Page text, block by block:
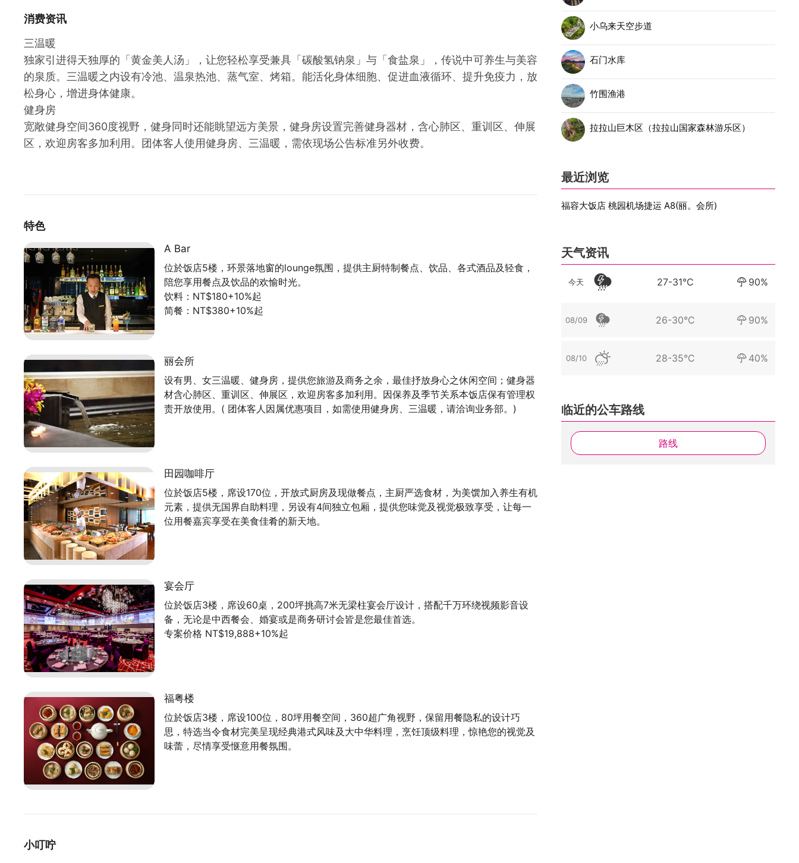
消费资讯
三温暖
独家引进得天独厚的「黄金美人汤」，让您轻松享受兼具「碳酸氢钠泉」与「食盐泉」，传说中可养生与美容
的泉质。三温暖之内设有冷池、温泉热池、蒸气室、烤箱。能活化身体细胞、促进血液循环、提升免疫力，放
松身心，增进身体健康。
健身房
宽敞健身空间360度视野，健身同时还能眺望远方美景，健身房设置完善健身器材，含心肺区、重训区、伸展
区，欢迎房客多加利用。团体客人使用健身房、三温暖，需依现场公告标准另外收费。
特色
A Bar
位於饭店5楼，环景落地窗的lounge氛围，提供主厨特制餐点、饮品、各式酒品及轻食，
陪您享用餐点及饮品的欢愉时光。
饮料：NT$180+10%起
简餐：NT$380+10%起
丽会所
设有男、女三温暖、健身房，提供您旅游及商务之余，最佳抒放身心之休闲空间；健身器
材含心肺区、重训区、伸展区，欢迎房客多加利用。因保养及季节关系本饭店保有管理权
责开放使用。( 团体客人因属优惠项目，如需使用健身房、三温暖，请洽询业务部。)
田园咖啡厅
位於饭店5楼，席设170位，开放式厨房及现做餐点，主厨严选食材，为美馔加入养生有机
元素，提供无国界自助料理，另设有4间独立包厢，提供您味觉及视觉极致享受，让每一
位用餐嘉宾享受在美食佳肴的新天地。
宴会厅
位於饭店3楼，席设60桌，200坪挑高7米无梁柱宴会厅设计，搭配千万环绕视频影音设
备，无论是中西餐会、婚宴或是商务研讨会皆是您最佳首选。
专案价格 NT$19,888+10%起
福粤楼
位於饭店3楼，席设100位，80坪用餐空间，360超广角视野，保留用餐隐私的设计巧
思，特选当令食材完美呈现经典港式风味及大中华料理，烹饪顶级料理，惊艳您的视觉及
味蕾，尽情享受惬意用餐氛围。
小叮咛
小乌来天空步道
石门水库
竹围渔港
拉拉山巨木区（拉拉山国家森林游乐区）
最近浏览
福容大饭店 桃园机场捷运 A8(丽。会所)
天气资讯
今天 27-31°C 90%
08/09 26-30°C 90%
08/10 28-35°C 40%
临近的公车路线
路线